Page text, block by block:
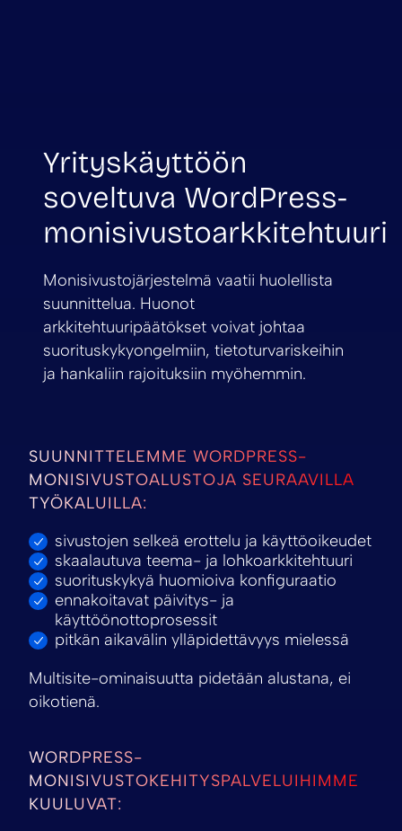
Yrityskäyttöön
soveltuva WordPress-
monisivustoarkkitehtuuri
Monisivustojärjestelmä vaatii huolellista
suunnittelua. Huonot
arkkitehtuuripäätökset voivat johtaa
suorituskykyongelmiin, tietoturvariskeihin
ja hankaliin rajoituksiin myöhemmin.
SUUNNITTELEMME WORDPRESS-
MONISIVUSTOALUSTOJA SEURAAVILLA
TYÖKALUILLA:
sivustojen selkeä erottelu ja käyttöoikeudet
skaalautuva teema- ja lohkoarkkitehtuuri
suorituskykyä huomioiva konfiguraatio
ennakoitavat päivitys- ja
käyttöönottoprosessit
pitkän aikavälin ylläpidettävyys mielessä
Multisite-ominaisuutta pidetään alustana, ei
oikotienä.
WORDPRESS-
MONISIVUSTOKEHITYSPALVELUIHIMME
KUULUVAT: